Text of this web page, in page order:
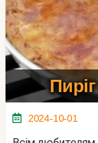
2024-10-01